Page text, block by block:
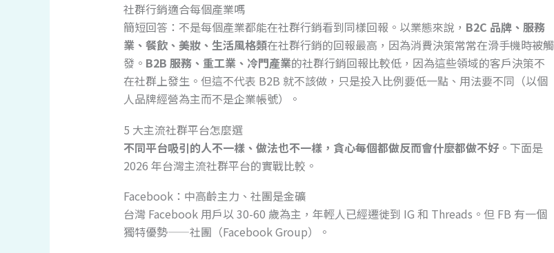
社群行銷適合每個產業嗎
簡短回答：不是每個產業都能在社群行銷看到同樣回報。以業態來說， B2C 品牌、服務
業、餐飲、美妝、生活風格類在社群行銷的回報最高，因為消費決策常常在滑手機時被觸
發。 B2B 服務、重工業、冷門產業的社群行銷回報比較低，因為這些領域的客戶決策不
在社群上發生。但這不代表 B2B 就不該做，只是投入比例要低一點、用法要不同（以個
人品牌經營為主而不是企業帳號）。
5 大主流社群平台怎麼選
不同平台吸引的人不一樣、做法也不一樣，貪心每個都做反而會什麼都做不好。下面是
2026 年台灣主流社群平台的實戰比較。
Facebook：中高齡主力、社團是金礦
台灣 Facebook 用戶以 30-60 歲為主，年輕人已經遷徙到 IG 和 Threads。但 FB 有一個
獨特優勢——社團（Facebook Group）。